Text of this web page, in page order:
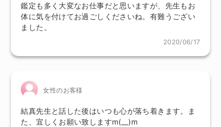
鑑定も多く大変なお仕事だと思いますが、先生もお
体に気を付けてお過ごしくださいね。有難うござい
ました。
2020/06/17
女性のお客様
結真先生と話した後はいつも心が落ち着きます。ま
た、宜しくお願い致しますm(__)m